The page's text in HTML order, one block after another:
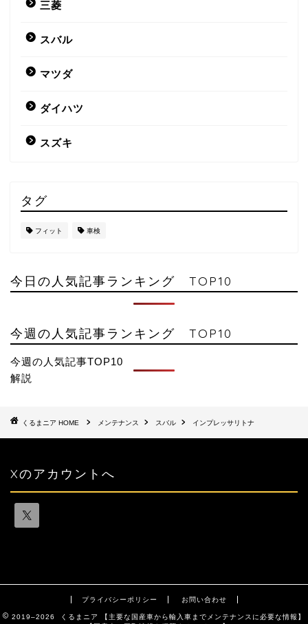
三菱
スバル
マツダ
ダイハツ
スズキ
タグ
フィット 車検
今日の人気記事ランキング TOP10
今週の人気記事ランキング TOP10
今週の人気記事TOP10
解説
HOME メンテナンス スバル インプレッサリトナ
Xのアカウントへ
プライバシーポリシー お問い合わせ
2019–2026 くるまニア 【主要な国産車から輸入車までメンテナンスに必要な情報】